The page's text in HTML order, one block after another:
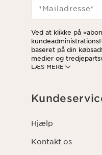
*Mailadresse*
LÆS MERE
Ved at klikke på
baseret på din
medier og
ved at klikke på
Hjælp
Kontakt os